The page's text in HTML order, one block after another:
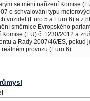
se mění nařízení Komise
o schvalování typu
vozidel (Euro 5 a Euro 6) a z
směrnice Evropského
(EU) č. 1230/2012 a
a Rady 2007/46/ES,
provozu (Euro 6)